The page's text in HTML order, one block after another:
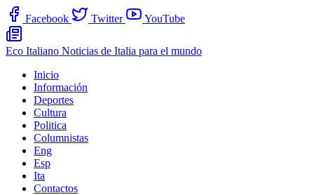
Facebook Twitter YouTube
Eco Italiano Noticias de Italia para el mundo
Inicio
Información
Deportes
Cultura
Politica
Columnistas
Eng
Esp
Ita
Contactos